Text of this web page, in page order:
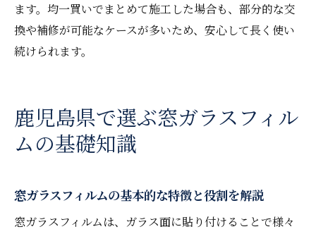
ます。均一買いでまとめて施工した場合も、部分的な交
換や補修が可能なケースが多いため、安心して長く使い
続けられます。
鹿児島県で選ぶ窓ガラスフィル
ムの基礎知識
窓ガラスフィルムの基本的な特徴と役割を解説
窓ガラスフィルムは、ガラス面に貼り付けることで様々